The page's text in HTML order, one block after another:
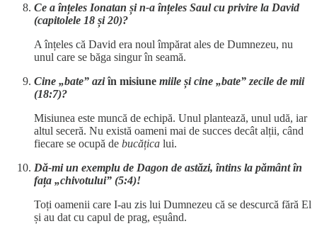
Ce a înțeles Ionatan și n-a înțeles Saul cu privire la David
(capitolele 18 și 20)?
A înțeles că David era noul împărat ales de Dumnezeu, nu
unul care se băga singur în seamă.
Cine „bate” aziîn misiune miile și cine „bate” zecile de mii
(18:7)?
Misiunea este muncă de echipă. Unul plantează, unul udă, iar
altul seceră. Nu există oameni mai de succes decât alții, când
fiecare se ocupă de bucățica lui.
Dă-mi un exemplu de Dagon de astăzi, întins la pământ în
fața „chivotului” (5:4)!
Toți oamenii care I-au zis lui Dumnezeu că se descurcă fără El
și au dat cu capul de prag, eșuând.